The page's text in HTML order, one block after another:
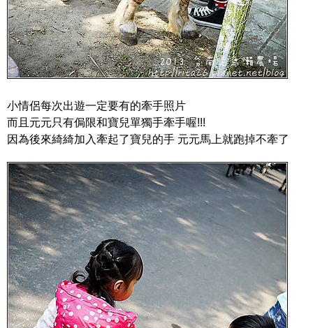
小情侶每次出遊一定要有的牽手照片
而且元元只有侷限和寶兒單獨手牽手喔!!!
因為後來綺綺加入牽起了寶兒的手 元元馬上就跑掉不牽了